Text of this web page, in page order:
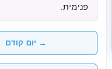
פנימית.
→ יום קודם